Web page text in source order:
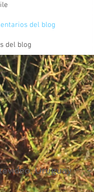
del blog
del blog